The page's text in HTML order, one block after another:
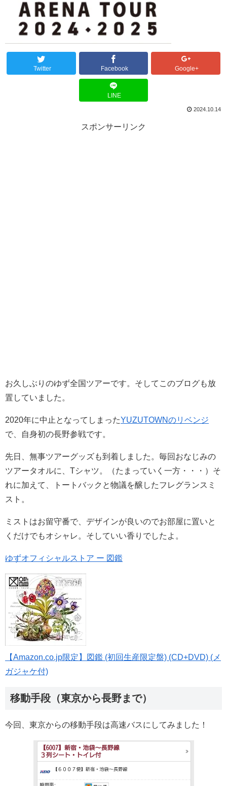
Twitter Facebook Google+
LINE
2024.10.14
スポンサーリンク
お久しぶりのゆず全国ツアーです。そしてこのブログも放
置していました。
2020年に中止となってしまったYUZUTOWNのリベンジ
で、自身初の長野参戦です。
先日、無事ツアーグッズも到着しました。毎回おなじみの
ツアータオルに、Tシャツ。（たまっていく一方・・・）そ
れに加えて、トートバックと物議を醸したフレグランスミ
スト。
ミストはお留守番で、デザインが良いのでお部屋に置いと
くだけでもオシャレ。そしていい香りでしたよ。
ゆずオフィシャルストア ー 図鑑
【Amazon.co.jp限定】図鑑 (初回生産限定盤) (CD+DVD) (メ
ガジャケ付)
移動手段（東京から長野まで）
今回、東京からの移動手段は高速バスにしてみました！